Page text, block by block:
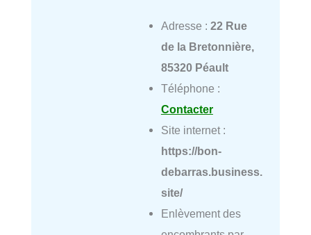
Adresse : 22 Rue
de la Bretonnière,
85320 Péault
Téléphone :
Contacter
Site internet :
https://bon-
debarras.business.
site/
Enlèvement des